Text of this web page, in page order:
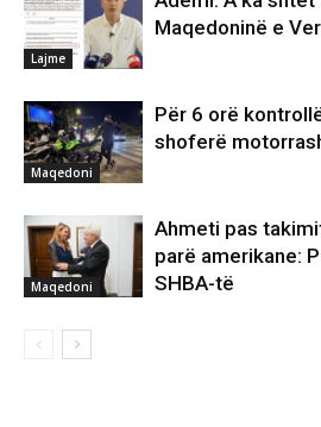
Lajme
Maqedoninë e
Maqedoni
Për 6 orë
shoferë
Maqedoni
Ahmeti pas
parë amerikane:
SHBA-të